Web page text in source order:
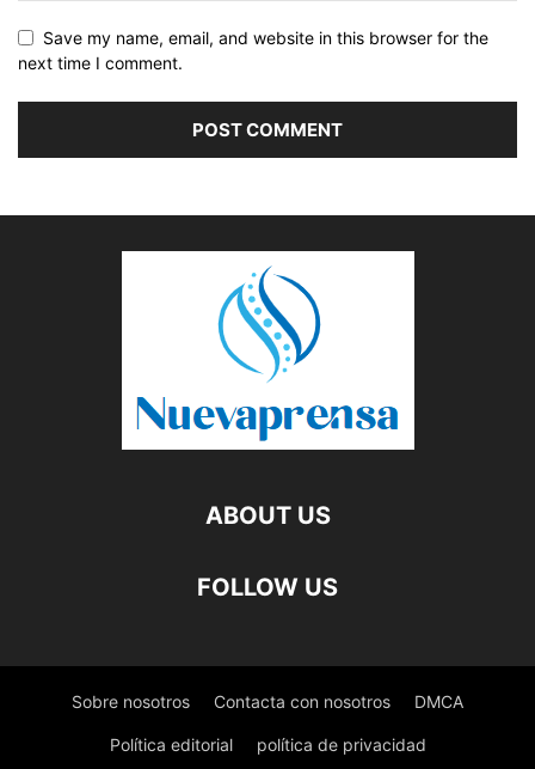
Save my name, email, and website in this browser for the
next time I comment.
ABOUT US
FOLLOW US
Sobre nosotros Contacta con nosotros DMCA
Política editorial política de privacidad